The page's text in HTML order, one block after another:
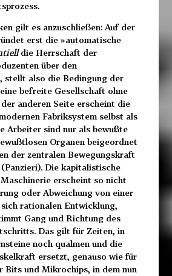
gilt es anzuschließen: Auf der
erst die »automatische
die Herrschaft der
über den
stellt also die Bedingung der
befreite Gesellschaft ohne
anderen Seite erscheint die
Fabriksystem selbst als
Arbeiter sind nur als bewußte
Organen beigeordnet
der zentralen Bewegungskraft
Die kapitalistische
erscheint so nicht
oder Abweichung von einer
rationalen Entwicklung,
Gang und Richtung des
Das gilt für Zeiten, in
noch qualmen und die
ersetzt, genauso wie für
Bits und Mikrochips, in dem nun